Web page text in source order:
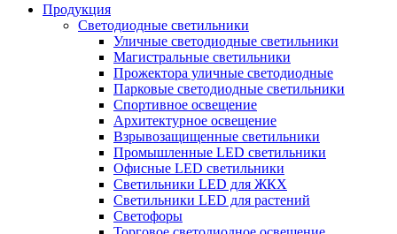
Продукция
Светодиодные светильники
Уличные светодиодные светильники
Магистральные светильники
Прожектора уличные светодиодные
Парковые светодиодные светильники
Спортивное освещение
Архитектурное освещение
Взрывозащищенные светильники
Промышленные LED светильники
Офисные LED светильники
Cветильники LED для ЖКХ
Светильники LED для растений
Светофоры